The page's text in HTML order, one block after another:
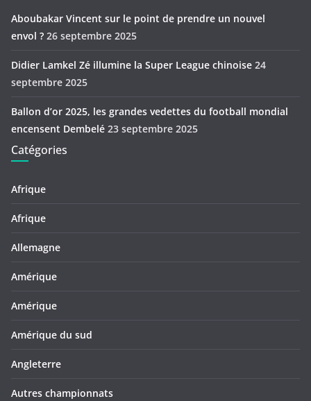
Aboubakar Vincent sur le point de prendre un nouvel
envol ? 26 septembre 2025
Didier Lamkel Zé illumine la Super League chinoise 24
septembre 2025
Ballon d’or 2025, les grandes vedettes du football mondial
encensent Dembelé 23 septembre 2025
Catégories
Afrique
Afrique
Allemagne
Amérique
Amérique
Amérique du sud
Angleterre
Autres championnats